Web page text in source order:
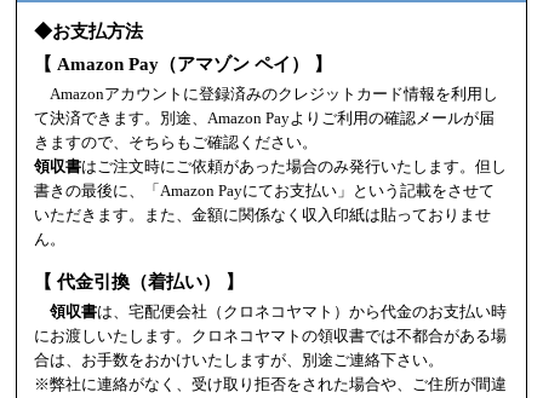
◆お支払方法
【 Amazon Pay（アマゾン ペイ） 】
Amazonアカウントに登録済みのクレジットカード情報を利用し
て決済できます。別途、Amazon Payよりご利用の確認メールが届
きますので、そちらもご確認ください。
領収書はご注文時にご依頼があった場合のみ発行いたします。但し
書きの最後に、「Amazon Payにてお支払い」という記載をさせて
いただきます。また、金額に関係なく収入印紙は貼っておりませ
ん。
【 代金引換（着払い） 】
領収書は、宅配便会社（クロネコヤマト）から代金のお支払い時
にお渡しいたします。クロネコヤマトの領収書では不都合がある場
合は、お手数をおかけいたしますが、別途ご連絡下さい。
※弊社に連絡がなく、受け取り拒否をされた場合や、ご住所が間違